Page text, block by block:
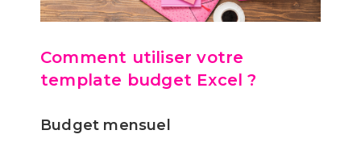
Comment utiliser votre
template budget Excel ?
Budget mensuel